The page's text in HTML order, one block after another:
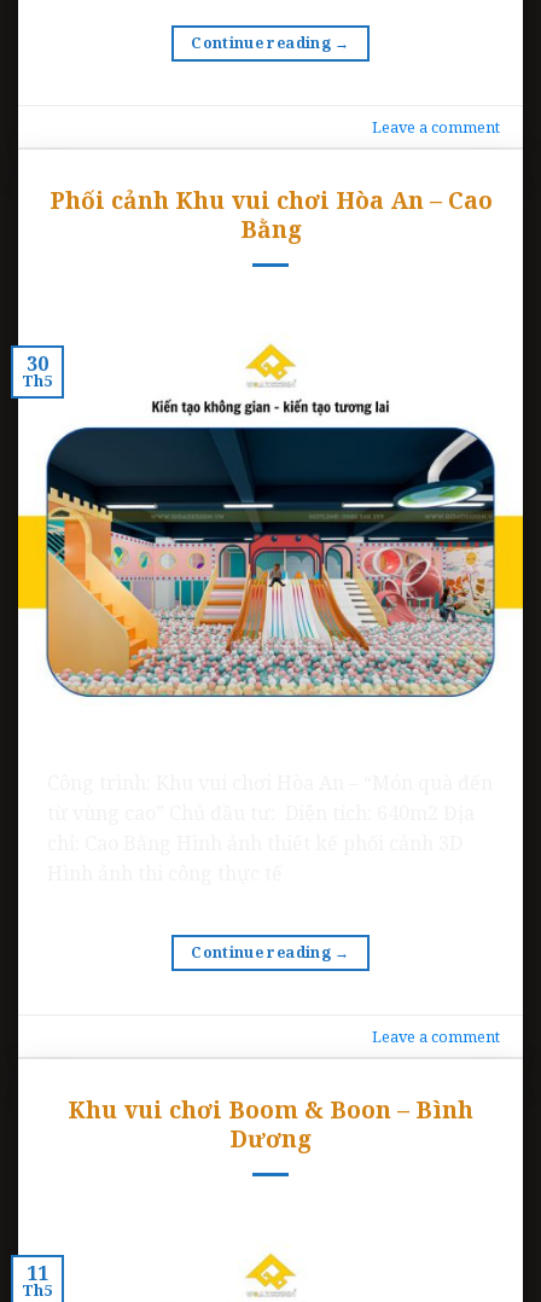
Continue reading →
Leave a comment
Phối cảnh Khu vui chơi Hòa An – Cao
Bằng
30
Th5
Continue reading →
Leave a comment
Khu vui chơi Boom & Boon – Bình
Dương
11
Th5